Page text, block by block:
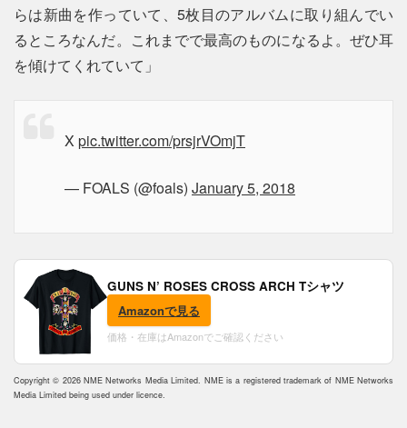
らは新曲を作っていて、5枚目のアルバムに取り組んでい
るところなんだ。これまでで最高のものになるよ。ぜひ耳
を傾けてくれていて」
X pic.twitter.com/prsjrVOmjT
— FOALS (@foals) January 5, 2018
GUNS N’ ROSES CROSS ARCH Tシャツ
Amazonで見る
価格・在庫はAmazonでご確認ください
Copyright © 2026 NME Networks Media Limited. NME is a registered trademark of NME Networks
Media Limited being used under licence.